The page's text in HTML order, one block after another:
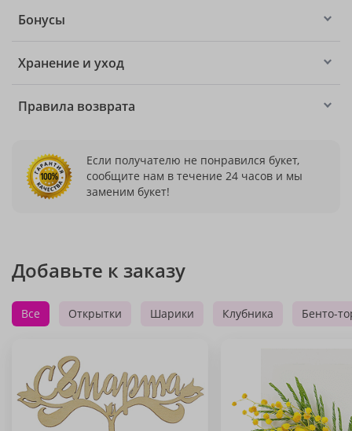
Бонусы
Хранение и уход
Правила возврата
Если получателю не понравился букет,
сообщите нам в течение 24 часов и мы
заменим букет!
Добавьте к заказу
Все Открытки Шарики Клубника Бенто-